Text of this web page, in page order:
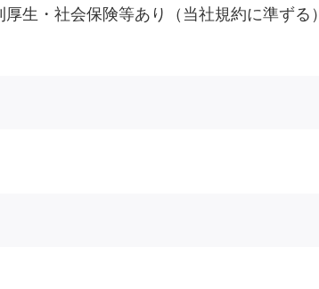
生・社会保険等あり（当社規約に準ずる）